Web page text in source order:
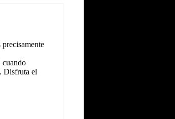
cuando
Disfruta el